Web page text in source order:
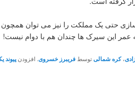
حتی یک مملکت را نیز می توان
عمر این سیرک ها چندان هم با دوام نیست!
،کره شمالیتوسط فریبرز خسروی. افزودن پیوند